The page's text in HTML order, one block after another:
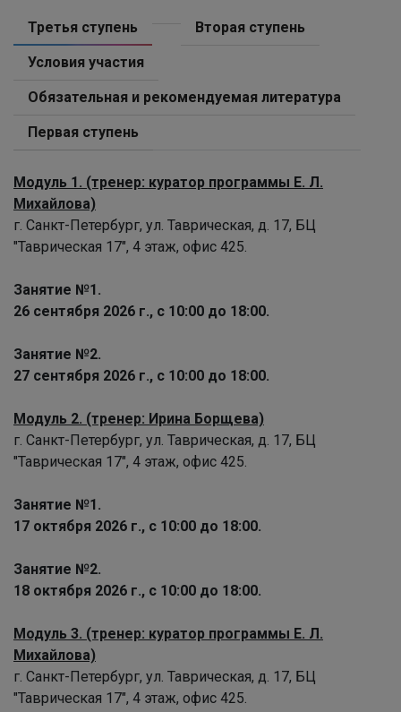
Третья ступень Вторая ступень
Условия участия
Обязательная и рекомендуемая литература
Первая ступень
Модуль 1. (тренер: куратор программы Е. Л.
Михайлова)
г. Санкт-Петербург, ул. Таврическая, д. 17, БЦ
"Таврическая 17", 4 этаж, офис 425.
Занятие №1.
26 сентября 2026 г., с 10:00 до 18:00.
Занятие №2.
27 сентября 2026 г., с 10:00 до 18:00.
Модуль 2. (тренер: Ирина Борщева)
г. Санкт-Петербург, ул. Таврическая, д. 17, БЦ
"Таврическая 17", 4 этаж, офис 425.
Занятие №1.
17 октября 2026 г., с 10:00 до 18:00.
Занятие №2.
18 октября 2026 г., с 10:00 до 18:00.
Модуль 3. (тренер: куратор программы Е. Л.
Михайлова)
г. Санкт-Петербург, ул. Таврическая, д. 17, БЦ
"Таврическая 17", 4 этаж, офис 425.